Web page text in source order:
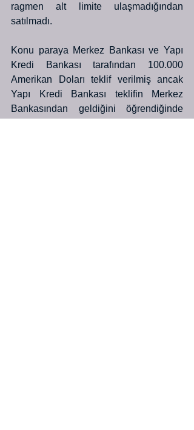
ragmen alt limite ulaşmadığından
satılmadı.
Konu paraya Merkez Bankası ve Yapı
Kredi Bankası tarafından 100.000
Amerikan Doları teklif verilmiş ancak
Yapı Kredi Bankası teklifin Merkez
Bankasından geldiğini öğrendiğinde